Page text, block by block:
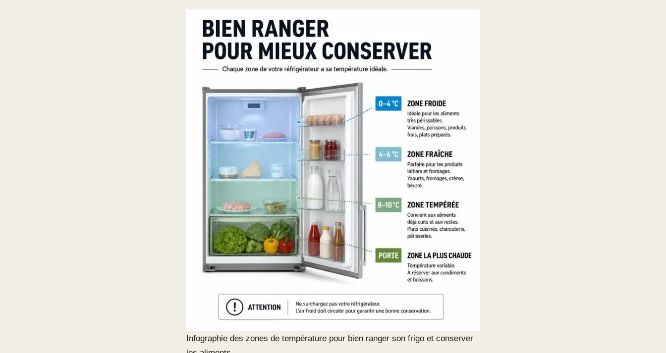
Infographie des zones de température pour bien ranger son frigo et conserver